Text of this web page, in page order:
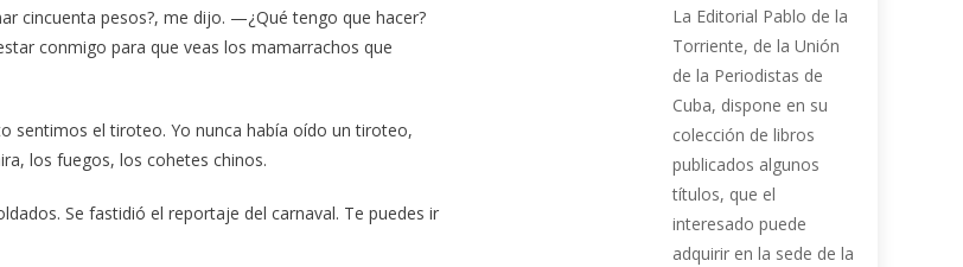
cincuenta pesos?, me dijo. —¿Qué tengo que hacer?
conmigo para que veas los mamarrachos que
sentimos el tiroteo. Yo nunca había oído un tiroteo,
los fuegos, los cohetes chinos.
Se fastidió el reportaje del carnaval. Te puedes ir
La Editorial Pablo de la
Torriente, de la Unión
de la Periodistas de
Cuba, dispone en su
colección de libros
publicados algunos
títulos, que el
interesado puede
adquirir en la sede de la